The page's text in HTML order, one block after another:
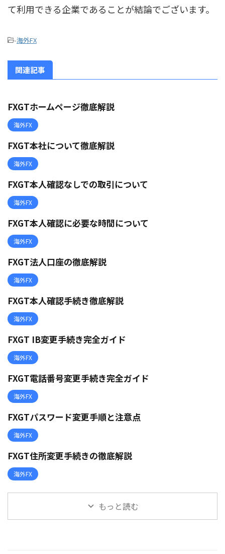
て利用できる企業であることが結論でございます。
-海外FX
関連記事
FXGTホームページ徹底解説
海外FX
FXGT本社について徹底解説
海外FX
FXGT本人確認なしでの取引について
海外FX
FXGT本人確認に必要な時間について
海外FX
FXGT法人口座の徹底解説
海外FX
FXGT本人確認手続き徹底解説
海外FX
FXGT IB変更手続き完全ガイド
海外FX
FXGT電話番号変更手続き完全ガイド
海外FX
FXGTパスワード変更手順と注意点
海外FX
FXGT住所変更手続きの徹底解説
海外FX
もっと読む